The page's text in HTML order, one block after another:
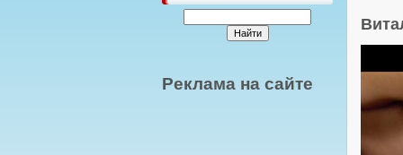
Реклама на сайте